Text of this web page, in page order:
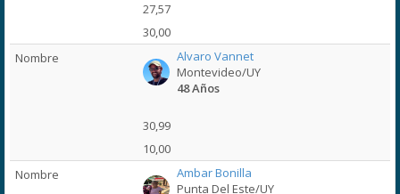
27,57
30,00
Alvaro Vannet
Montevideo/UY
48 Años
30,99
10,00
Ambar Bonilla
Punta Del Este/UY